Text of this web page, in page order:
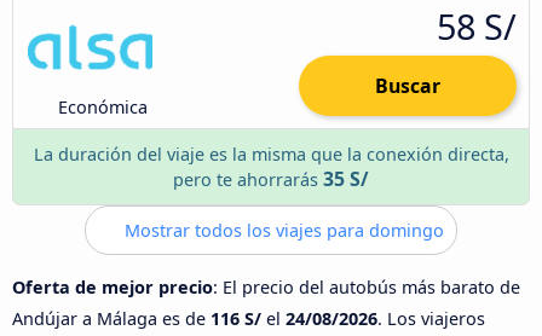
Económica
58 S/
Buscar
La duración del viaje es la misma que la conexión directa,
pero te ahorrarás 35 S/
Mostrar todos los viajes para domingo
Oferta de mejor precio: El precio del autobús más barato de
Andújar a Málaga es de 116 S/ el 24/08/2026. Los viajeros